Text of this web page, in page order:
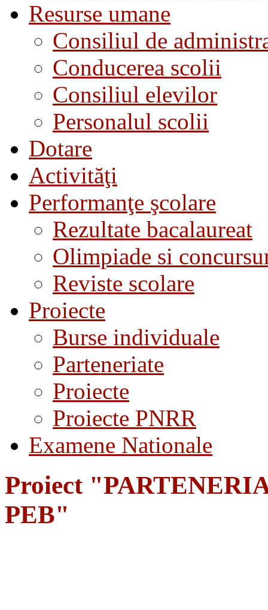
Resurse umane
Consiliul de
Conducerea scolii
Consiliul elevilor
Personalul scolii
Dotare
Activităţi
Performanţe şcolare
Rezultate bacalaureat
Olimpiade si
Reviste scolare
Proiecte
Burse individuale
Parteneriate
Proiecte
Proiecte PNRR
Examene Nationale
Proiect
PEB"